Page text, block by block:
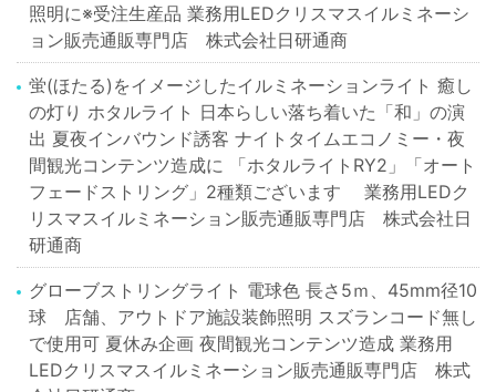
照明に※受注生産品 業務用LEDクリスマスイルミネーシ
ョン販売通販専門店 株式会社日研通商
蛍(ほたる)をイメージしたイルミネーションライト 癒し
の灯り ホタルライト 日本らしい落ち着いた「和」の演
出 夏夜インバウンド誘客 ナイトタイムエコノミー・夜
間観光コンテンツ造成に 「ホタルライトRY2」「オート
フェードストリング」2種類ございます 業務用LEDク
リスマスイルミネーション販売通販専門店 株式会社日
研通商
グローブストリングライト 電球色 長さ5ｍ、45mm径10
球 店舗、アウトドア施設装飾照明 スズランコード無し
で使用可 夏休み企画 夜間観光コンテンツ造成 業務用
LEDクリスマスイルミネーション販売通販専門店 株式